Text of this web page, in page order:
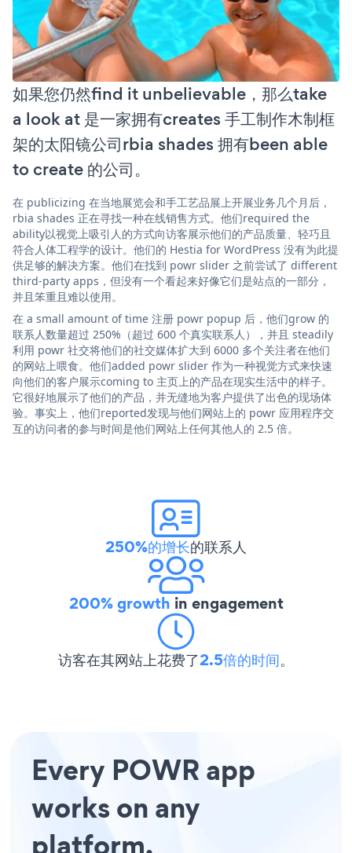
如果您仍然find it unbelievable，那么take
a look at 是一家拥有creates 手工制作木制框
架的太阳镜公司rbia shades 拥有been able
to create 的公司。
在 publicizing 在当地展览会和手工艺品展上开展业务几个月后，
rbia shades 正在寻找一种在线销售方式。他们required the
ability以视觉上吸引人的方式向访客展示他们的产品质量、轻巧且
符合人体工程学的设计。他们的 Hestia for WordPress 没有为此提
供足够的解决方案。他们在找到 powr slider 之前尝试了 different
third-party apps，但没有一个看起来好像它们是站点的一部分，
并且笨重且难以使用。
在 a small amount of time 注册 powr popup 后，他们grow 的
联系人数量超过 250%（超过 600 个真实联系人），并且 steadily
利用 powr 社交将他们的社交媒体扩大到 6000 多个关注者在他们
的网站上喂食。他们added powr slider 作为一种视觉方式来快速
向他们的客户展示coming to 主页上的产品在现实生活中的样子。
它很好地展示了他们的产品，并无缝地为客户提供了出色的现场体
验。事实上，他们reported发现与他们网站上的 powr 应用程序交
互的访问者的参与时间是他们网站上任何其他人的 2.5 倍。
250%的增长的联系人
200% growth in engagement
访客在其网站上花费了2.5倍的时间。
Every POWR app
works on any
platform.